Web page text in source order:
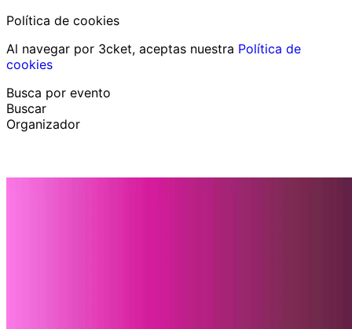
Política de cookies
Al navegar por 3cket, aceptas nuestra Política de
cookies
Busca por evento
Buscar
Organizador
Español